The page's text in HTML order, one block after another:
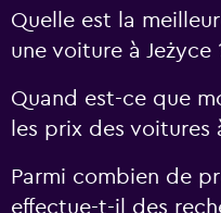
Quelle est la
une voiture à Jeżyce
Quand est-ce que
les prix des voitures
Parmi combien de
effectue-t-il des